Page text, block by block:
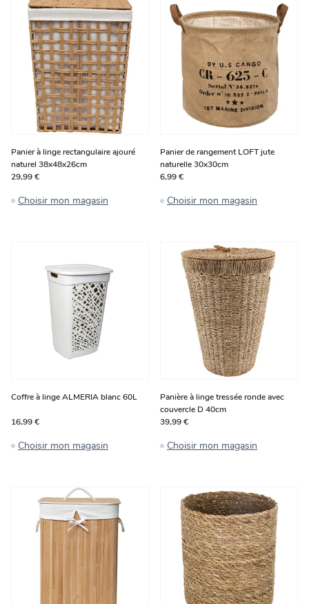
Panier à linge rectangulaire ajouré
naturel 38x48x26cm
29,99 €
Choisir mon magasin
Panier de rangement LOFT jute
naturelle 30x30cm
6,99 €
Choisir mon magasin
Coffre à linge ALMERIA blanc 60L
16,99 €
Choisir mon magasin
Panière à linge tressée ronde avec
couvercle D 40cm
39,99 €
Choisir mon magasin